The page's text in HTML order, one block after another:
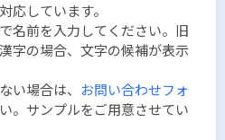
応しています。
名前を入力してください。旧
字の場合、文字の候補が表示
い場合は、 お問い合わせフォ
。サンプルをご用意させてい